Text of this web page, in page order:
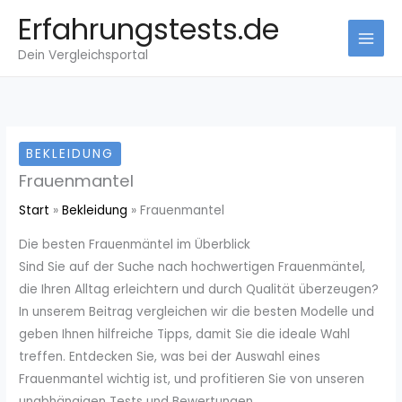
Inhalt
springen
Erfahrungstests.de
Dein Vergleichsportal
BEKLEIDUNG
Frauenmantel
Start Bekleidung Frauenmantel
Die besten Frauenmäntel im Überblick
Sind Sie auf der Suche nach hochwertigen Frauenmäntel,
die Ihren Alltag erleichtern und durch Qualität überzeugen?
In unserem Beitrag vergleichen wir die besten Modelle und
geben Ihnen hilfreiche Tipps, damit Sie die ideale Wahl
treffen. Entdecken Sie, was bei der Auswahl eines
Frauenmantel wichtig ist, und profitieren Sie von unseren